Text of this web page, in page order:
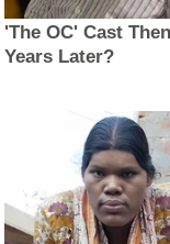
'The OC' Cast
Years Later?